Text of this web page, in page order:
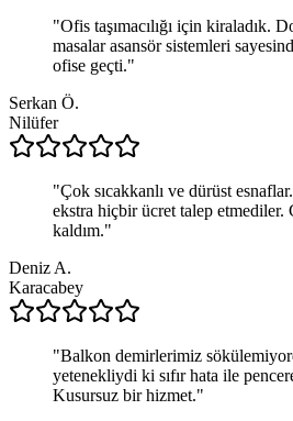
"Ofis taşımacılığı için kiraladık.
masalar asansör sistemleri
ofise geçti."
Serkan Ö.
Nilüfer
"Çok sıcakkanlı ve dürüst esnaflar.
ekstra hiçbir ücret talep etmediler.
kaldım."
Deniz A.
Karacabey
"Balkon demirlerimiz
yetenekliydi ki sıfır hata ile
Kusursuz bir hizmet."